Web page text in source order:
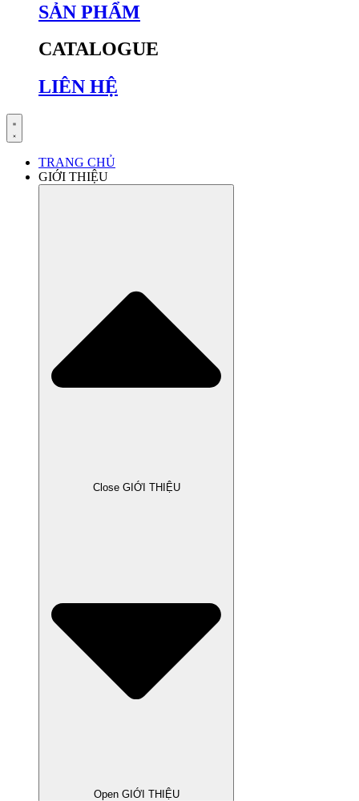
SẢN PHẨM
CATALOGUE
LIÊN HỆ
TRANG CHỦ
GIỚI THIỆU
Close GIỚI THIỆU
Open GIỚI THIỆU